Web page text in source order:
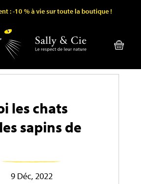
: -10 % à vie sur toute la boutique !
les chats
sapins de
9 Déc, 2022